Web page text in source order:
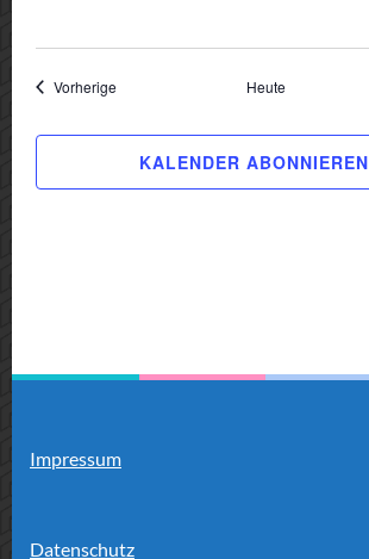
VorherigeVeranstaltungen Heute
KALENDER ABONNIEREN
Impressum
Datenschutz